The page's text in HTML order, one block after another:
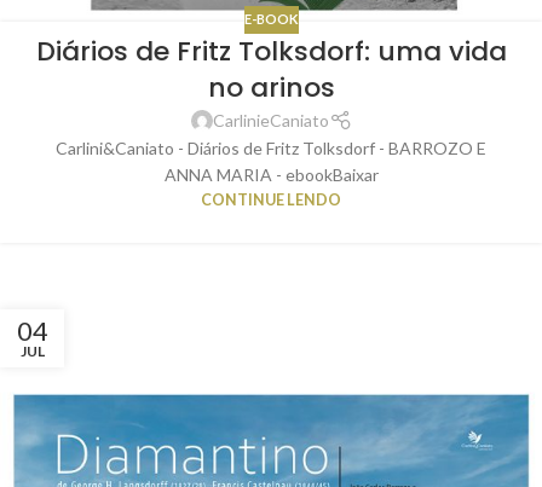
E-BOOK
Diários de Fritz Tolksdorf: uma vida
no arinos
CarlinieCaniato
Carlini&Caniato - Diários de Fritz Tolksdorf - BARROZO E
ANNA MARIA - ebookBaixar
CONTINUE LENDO
04
JUL